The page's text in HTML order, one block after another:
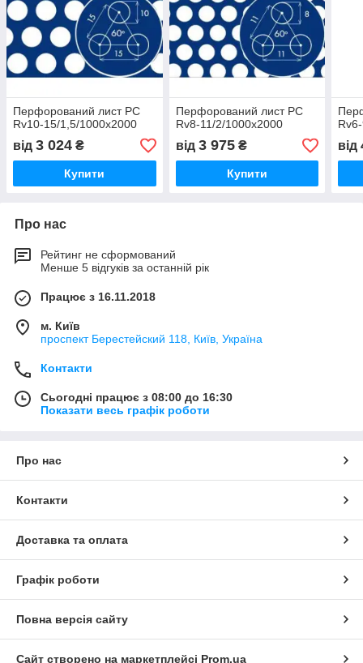
Перфорований лист PC
Rv10-15/1,5/1000x2000
від 3 024 ₴
Купити
Перфорований лист PC
Rv8-11/2/1000x2000
від 3 975₴
Купити
від
Про нас
Рейтинг не сформований
Менше 5 відгуків за останній рік
Працює з 16.11.2018
м. Київ
проспект Берестейский 118, Київ, Україна
Контакти
Сьогодні працює з 08:00 до 16:30
Показати весь графік роботи
Про нас
Контакти
Доставка та оплата
Графік роботи
Повна версія сайту
Сайт створено на маркетплейсі Prom.ua